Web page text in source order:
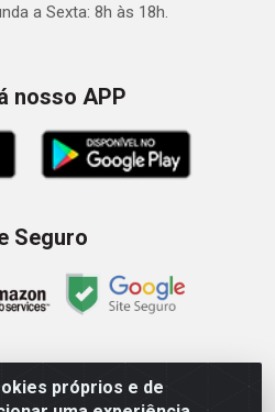
próprios e de
a Sexta: 8h às 18h.
nosso APP
Seguro
LTDA - Av. Senador Queiróz, 274